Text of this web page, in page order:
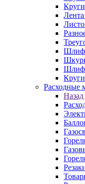
Лента
Расходные
Назад